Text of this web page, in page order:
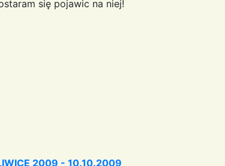
się pojawic na niej!
2009 - 10.10.2009